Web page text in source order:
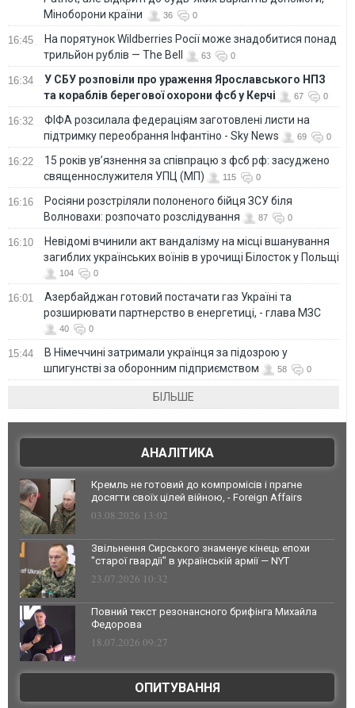
Міноборони країни
36 0
16:45
На порятунок Wildberries Росії може знадобитися понад
трильйон рублів — The Bell
63 0
16:34
У СБУ розповіли про ураження Ярославського НПЗ
та кораблів берегової охорони фсб у Керчі
67 0
16:32
ФІФА розсилала федераціям заготовлені листи на
підтримку переобрання Інфантіно - Sky News
69 0
16:22
15 років ув’язнення за співпрацю з фсб рф: засуджено
священнослужителя УПЦ (МП)
115 0
16:16
Росіяни розстріляли полоненого бійця ЗСУ біля
Волновахи: розпочато розслідування
87 0
16:10
Невідомі вчинили акт вандалізму на місці вшанування
загиблих українських воїнів в урочищі Білосток у Польщі
104 0
16:01
Азербайджан готовий постачати газ Україні та
розширювати партнерство в енергетиці, - глава МЗС
40 0
15:44
В Німеччині затримали українця за підозрою у
шпигунстві за оборонним підприємством
58 0
БІЛЬШЕ
АНАЛІТИКА
Кремль не готовий до компромісів і прагне
досягти своїх цілей війною, - Foreign Affairs
03.08.2026 13:02
Звільнення Сирського знаменує кінець епохи
"старої гвардії" в українській армії — NYT
23.07.2026 10:32
Повний текст резонансного брифінга Михайла
Федорова
18.07.2026 09:27
ОПИТУВАННЯ